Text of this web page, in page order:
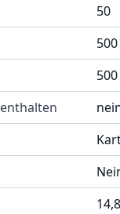
50
500
500